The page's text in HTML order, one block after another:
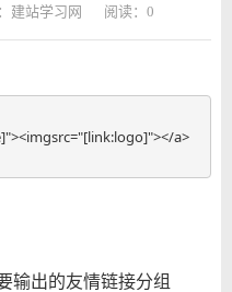
建站学习网 阅读： 0
a>
输出的友情链接分组